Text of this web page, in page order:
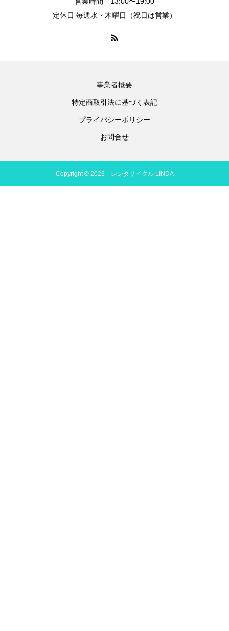
定休日 毎週水・木曜日（祝日は営業）
事業者概要
特定商取引法に基づく表記
プライバシーポリシー
お問合せ
Copyright © 2023 レンタサイクル LINDA